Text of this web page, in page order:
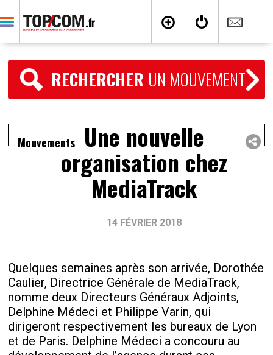
RECHERCHER UN MOUVEMENT
Mouvements Une nouvelle
organisation chez
MediaTrack
14 FÉVRIER 2018
Quelques semaines après son arrivée, Dorothée
Caulier, Directrice Générale de MediaTrack,
nomme deux Directeurs Généraux Adjoints,
Delphine Médeci et Philippe Varin, qui
dirigeront respectivement les bureaux de Lyon
et de Paris. Delphine Médeci a concouru au